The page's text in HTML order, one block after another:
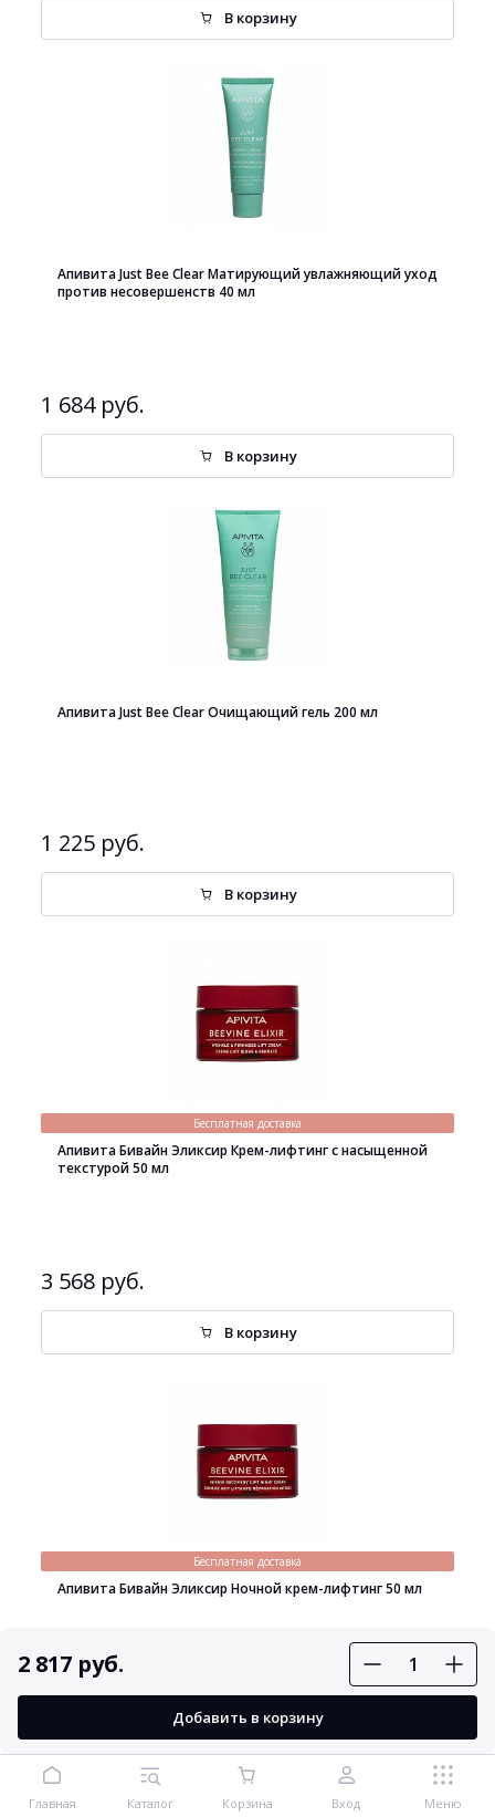
2 817 руб.
Добавить в корзину
В корзину
Апивита Just Bee Clear Матирующий увлажняющий уход
против несовершенств 40 мл
1 684 руб.
В корзину
Апивита Just Bee Clear Очищающий гель 200 мл
1 225 руб.
В корзину
Бесплатная доставка
Апивита Бивайн Эликсир Крем-лифтинг с насыщенной
текстурой 50 мл
3 568 руб.
В корзину
Бесплатная доставка
Апивита Бивайн Эликсир Ночной крем-лифтинг 50 мл
В корзину
Главная Каталог Корзина Вход Меню